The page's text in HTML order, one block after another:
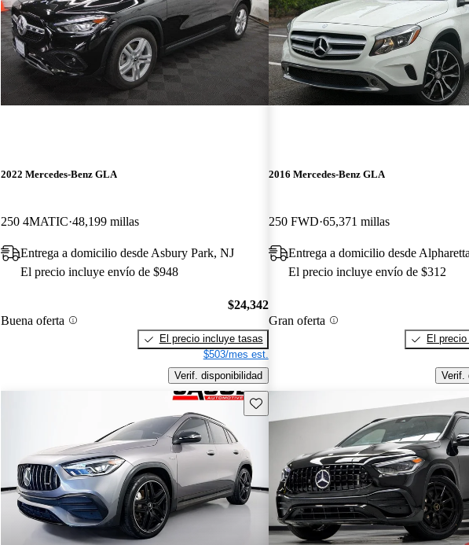
2022 Mercedes-Benz GLA
250 4MATIC 48,199 millas
Entrega a domicilio desde Asbury Park, NJ
El precio incluye envío de $948
Buena oferta
$24,342
El precio incluye tasas
$503/mes est.
Verif. disponibilidad
2016 Mercedes-Benz GLA
250 FWD 65,371 millas
Entrega a domicilio desde
El precio incluye envío de $312
Gran oferta
El
Verif.
Guarda este Aviso